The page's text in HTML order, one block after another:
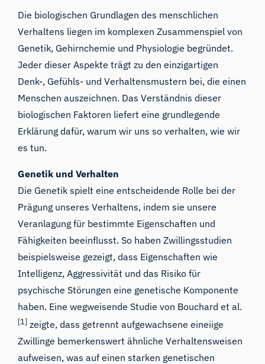
Die biologischen Grundlagen des menschlichen
Verhaltens liegen im komplexen Zusammenspiel von
Genetik, Gehirnchemie und Physiologie begründet.
Jeder dieser Aspekte trägt zu den einzigartigen
Denk-, Gefühls- und Verhaltensmustern bei, die einen
Menschen auszeichnen. Das Verständnis dieser
biologischen Faktoren liefert eine grundlegende
Erklärung dafür, warum wir uns so verhalten, wie wir
es tun.
Genetik und Verhalten
Die Genetik spielt eine entscheidende Rolle bei der
Prägung unseres Verhaltens, indem sie unsere
Veranlagung für bestimmte Eigenschaften und
Fähigkeiten beeinflusst. So haben Zwillingsstudien
beispielsweise gezeigt, dass Eigenschaften wie
Intelligenz, Aggressivität und das Risiko für
psychische Störungen eine genetische Komponente
haben. Eine wegweisende Studie von Bouchard et al.
[1] zeigte, dass getrennt aufgewachsene eineiige
Zwillinge bemerkenswert ähnliche Verhaltensweisen
aufweisen, was auf einen starken genetischen